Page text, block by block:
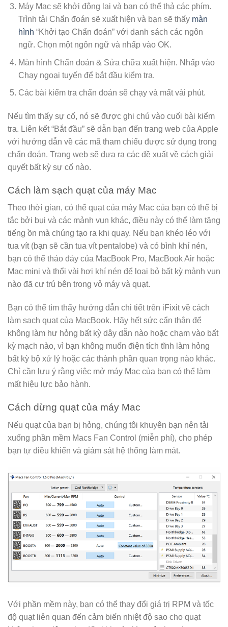
Máy Mac sẽ khởi động lại và bạn có thể thả các phím.
Trình tải Chẩn đoán sẽ xuất hiện và bạn sẽ thấy màn
hình “Khởi tạo Chẩn đoán” với danh sách các ngôn
ngữ. Chọn một ngôn ngữ và nhấp vào OK.
Màn hình Chẩn đoán & Sửa chữa xuất hiện. Nhấp vào
Chạy ngoại tuyến để bắt đầu kiểm tra.
Các bài kiểm tra chẩn đoán sẽ chạy và mất vài phút.
Nếu tìm thấy sự cố, nó sẽ được ghi chú vào cuối bài kiểm
tra. Liên kết “Bắt đầu” sẽ dẫn bạn đến trang web của Apple
với hướng dẫn về các mã tham chiếu được sử dụng trong
chẩn đoán. Trang web sẽ đưa ra các đề xuất về cách giải
quyết bất kỳ sự cố nào.
Cách làm sạch quạt của máy Mac
Theo thời gian, có thể quạt của máy Mac của bạn có thể bị
tắc bởi bụi và các mảnh vụn khác, điều này có thể làm tăng
tiếng ồn mà chúng tạo ra khi quay. Nếu bạn khéo léo với
tua vít (bạn sẽ cần tua vít pentalobe) và có bình khí nén,
bạn có thể tháo đáy của MacBook Pro, MacBook Air hoặc
Mac mini và thổi vài hơi khí nén để loại bỏ bất kỳ mảnh vụn
nào đã cư trú bên trong vỏ máy và quạt.
Bạn có thể tìm thấy hướng dẫn chi tiết trên iFixit về cách
làm sạch quạt của MacBook. Hãy hết sức cẩn thận để
không làm hư hỏng bất kỳ dây dẫn nào hoặc chạm vào bất
kỳ mạch nào, vì bạn không muốn điện tích tĩnh làm hỏng
bất kỳ bộ xử lý hoặc các thành phần quan trọng nào khác.
Chỉ cần lưu ý rằng việc mở máy Mac của bạn có thể làm
mất hiệu lực bảo hành.
Cách dừng quạt của máy Mac
Nếu quạt của bạn bị hỏng, chúng tôi khuyên bạn nên tải
xuống phần mềm Macs Fan Control (miễn phí), cho phép
bạn tự điều khiển và giám sát hệ thống làm mát.
Với phần mềm này, bạn có thể thay đổi giá trị RPM và tốc
độ quạt liên quan đến cảm biến nhiệt độ sao cho quạt